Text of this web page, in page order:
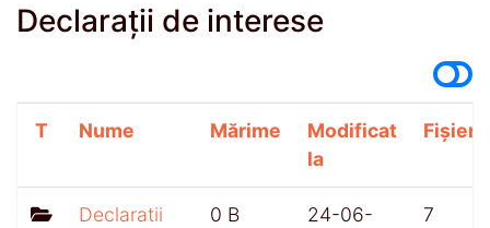
Declarații de interese
T Nume Mărime
Modificat
la
Fișiere
Declaratii
0 B
24-06-
7